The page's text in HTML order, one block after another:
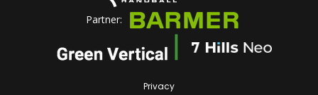
Partner:
Privacy